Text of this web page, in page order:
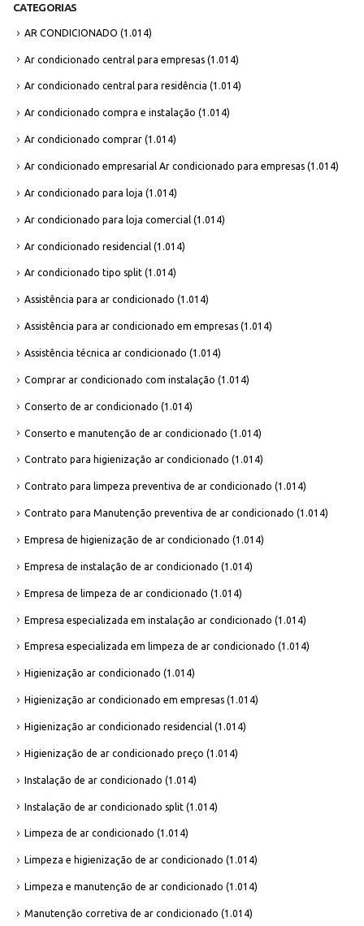
CATEGORIAS
AR CONDICIONADO (1.014)
Ar condicionado central para empresas (1.014)
Ar condicionado central para residência (1.014)
Ar condicionado compra e instalação (1.014)
Ar condicionado comprar (1.014)
Ar condicionado empresarial Ar condicionado para empresas (1.014)
Ar condicionado para loja (1.014)
Ar condicionado para loja comercial (1.014)
Ar condicionado residencial (1.014)
Ar condicionado tipo split (1.014)
Assistência para ar condicionado (1.014)
Assistência para ar condicionado em empresas (1.014)
Assistência técnica ar condicionado (1.014)
Comprar ar condicionado com instalação (1.014)
Conserto de ar condicionado (1.014)
Conserto e manutenção de ar condicionado (1.014)
Contrato para higienização ar condicionado (1.014)
Contrato para limpeza preventiva de ar condicionado (1.014)
Contrato para Manutenção preventiva de ar condicionado (1.014)
Empresa de higienização de ar condicionado (1.014)
Empresa de instalação de ar condicionado (1.014)
Empresa de limpeza de ar condicionado (1.014)
Empresa especializada em instalação ar condicionado (1.014)
Empresa especializada em limpeza de ar condicionado (1.014)
Higienização ar condicionado (1.014)
Higienização ar condicionado em empresas (1.014)
Higienização ar condicionado residencial (1.014)
Higienização de ar condicionado preço (1.014)
Instalação de ar condicionado (1.014)
Instalação de ar condicionado split (1.014)
Limpeza de ar condicionado (1.014)
Limpeza e higienização de ar condicionado (1.014)
Limpeza e manutenção de ar condicionado (1.014)
Manutenção corretiva de ar condicionado (1.014)